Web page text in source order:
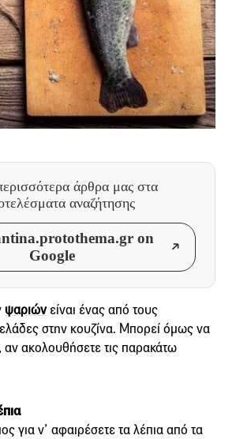
άρθρα μας στα
αναζήτησης
on
Google
ψαριώνείναι ένας από τους
στην κουζίνα. Μπορεί όμως να
αν ακολουθήσετε τις παρακάτω
για ν’ αφαιρέσετε τα λέπια από τα